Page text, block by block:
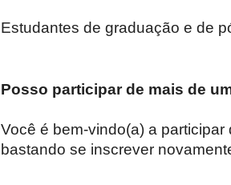
Estudantes de graduação e de
Posso participar de mais de
Você é bem-vindo(a) a
bastando se inscrever